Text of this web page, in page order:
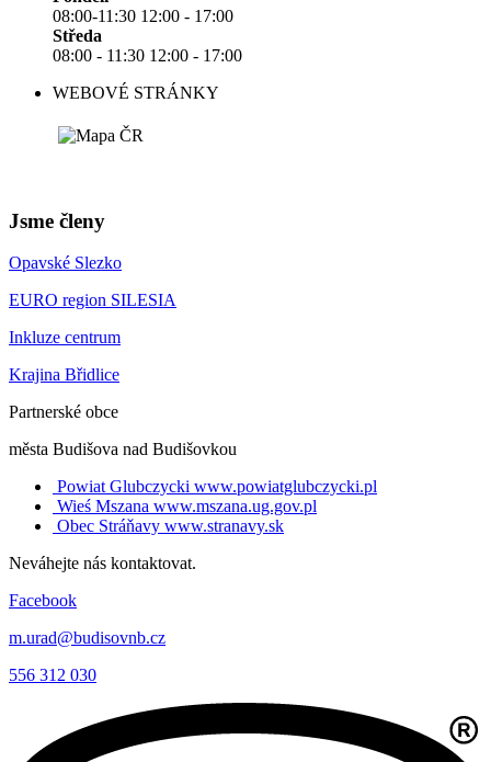
08:00-11:30 12:00 - 17:00
Středa
08:00 - 11:30 12:00 - 17:00
WEBOVÉ STRÁNKY
Jsme členy
Opavské Slezko
EURO region SILESIA
Inkluze centrum
Krajina Břidlice
Partnerské obce
města Budišova nad Budišovkou
Powiat Glubczycki www.powiatglubczycki.pl
Wieś Mszana www.mszana.ug.gov.pl
Obec Stráňavy www.stranavy.sk
Neváhejte nás kontaktovat.
Facebook
m.urad@budisovnb.cz
556 312 030